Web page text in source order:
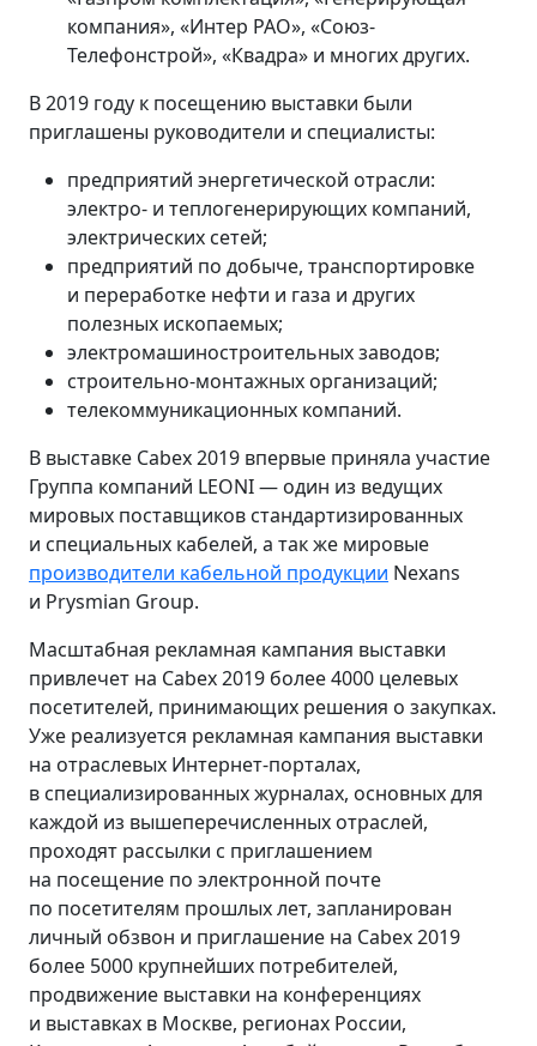
компания», «Интер РАО», «Союз-
Телефонстрой», «Квадра» и многих других.
В 2019 году к посещению выставки были
приглашены руководители и специалисты:
предприятий энергетической отрасли:
электро- и теплогенерирующих компаний,
электрических сетей;
предприятий по добыче, транспортировке
и переработке нефти и газа и других
полезных ископаемых;
электромашиностроительных заводов;
строительно-монтажных организаций;
телекоммуникационных компаний.
В выставке Cabex 2019 впервые приняла участие
Группа компаний LEONI — один из ведущих
мировых поставщиков стандартизированных
и специальных кабелей, а так же мировые
производители кабельной продукции Nexans
и Prysmian Group.
Масштабная рекламная кампания выставки
привлечет на Cabex 2019 более 4000 целевых
посетителей, принимающих решения о закупках.
Уже реализуется рекламная кампания выставки
на отраслевых Интернет-порталах,
в специализированных журналах, основных для
каждой из вышеперечисленных отраслей,
проходят рассылки с приглашением
на посещение по электронной почте
по посетителям прошлых лет, запланирован
личный обзвон и приглашение на Cabex 2019
более 5000 крупнейших потребителей,
продвижение выставки на конференциях
и выставках в Москве, регионах России,